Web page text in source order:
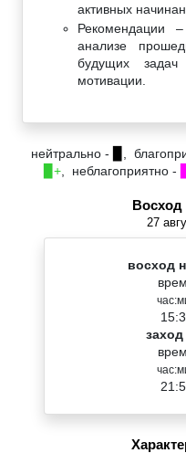
активных
Рекомендации
анализе
будущих задач
мотивации.
нейтрально - ,
▉+, неблагоприятно -
Восход
27
восход
заход